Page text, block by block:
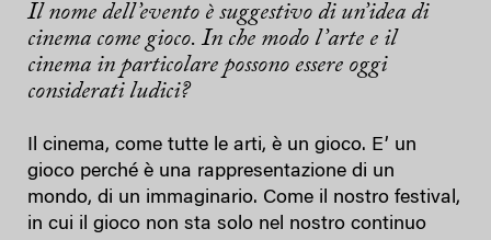
Il nome dell’evento è suggestivo di un’idea di
cinema come gioco. In che modo l’arte e il
cinema in particolare possono essere oggi
considerati ludici?
Il cinema, come tutte le arti, è un gioco. E’ un
gioco perché è una rappresentazione di un
mondo, di un immaginario. Come il nostro festival,
in cui il gioco non sta solo nel nostro continuo